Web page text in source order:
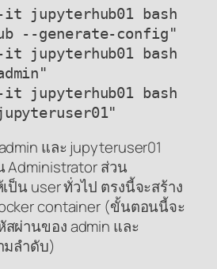
it jupyterhub01 bash
--generate-config"
it jupyterhub01 bash
it jupyterhub01 bash
และ jupyteruser01
Administrator ส่วน
ป็น user ทั่วไป ตรงนี้จะสร้าง
container (ขั้นตอนนี้จะ
ผ่านของ admin และ
มลำดับ)